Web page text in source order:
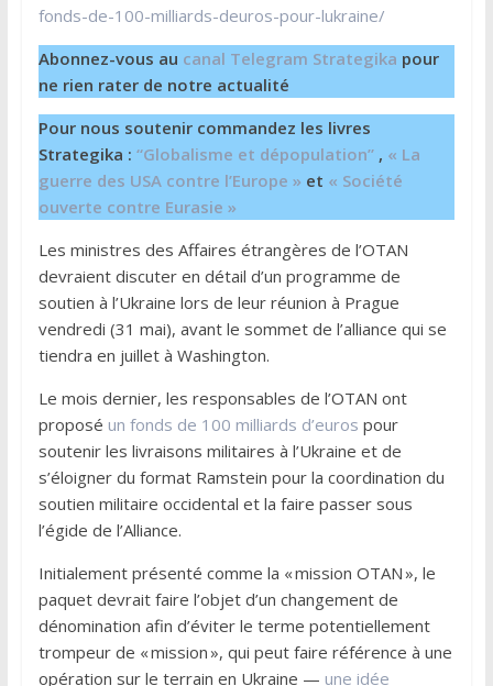
fonds-de-100-milliards-deuros-pour-lukraine/
Abonnez-vous au canal Telegram Strategika pour
ne rien rater de notre actualité
Pour nous soutenir commandez les livres
Strategika : “Globalisme et dépopulation”, « La
guerre des USA contre l’Europe » et « Société
ouverte contre Eurasie »
Les ministres des Affaires étrangères de l’OTAN
devraient discuter en détail d’un programme de
soutien à l’Ukraine lors de leur réunion à Prague
vendredi (31 mai), avant le sommet de l’alliance qui se
tiendra en juillet à Washington.
Le mois dernier, les responsables de l’OTAN ont
proposé un fonds de 100 milliards d’euros pour
soutenir les livraisons militaires à l’Ukraine et de
s’éloigner du format Ramstein pour la coordination du
soutien militaire occidental et la faire passer sous
l’égide de l’Alliance.
Initialement présenté comme la « mission OTAN », le
paquet devrait faire l’objet d’un changement de
dénomination afin d’éviter le terme potentiellement
trompeur de « mission », qui peut faire référence à une
opération sur le terrain en Ukraine — une idée